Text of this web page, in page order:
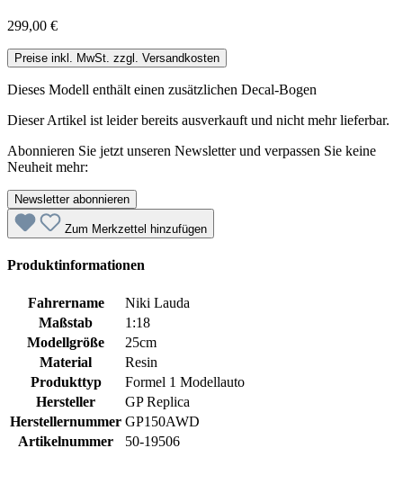
299,00 €
Preise inkl. MwSt. zzgl. Versandkosten
Dieses Modell enthält einen zusätzlichen Decal-Bogen
Dieser Artikel ist leider bereits ausverkauft und nicht mehr lieferbar.
Abonnieren Sie jetzt unseren Newsletter und verpassen Sie keine
Neuheit mehr:
Newsletter abonnieren
Zum Merkzettel hinzufügen
Produktinformationen
Fahrername
Niki Lauda
Maßstab
1:18
Modellgröße
25cm
Material
Resin
Produkttyp
Formel 1 Modellauto
Hersteller
GP Replica
Herstellernummer GP150AWD
Artikelnummer
50-19506